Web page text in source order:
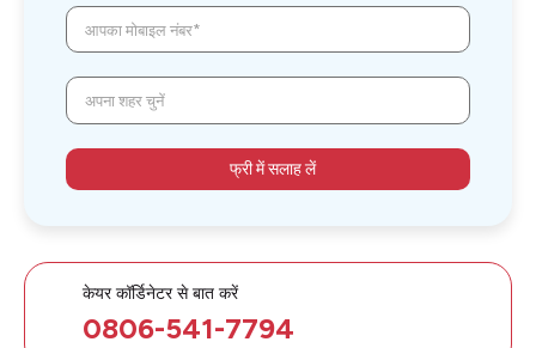
आपका मोबाइल नंबर*
अपना शहर चुनें
फ्री में सलाह लें
केयर कॉर्डिनेटर से बात करें
0806-541-7794